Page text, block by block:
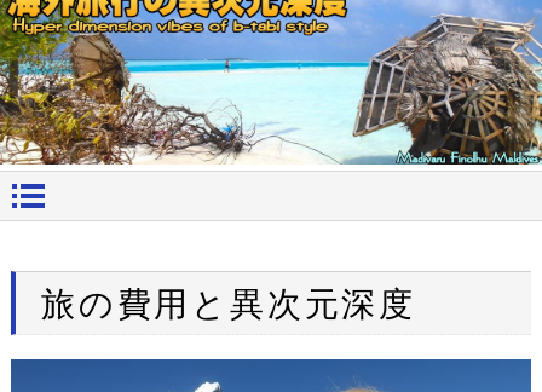
旅の費用と異次元深度